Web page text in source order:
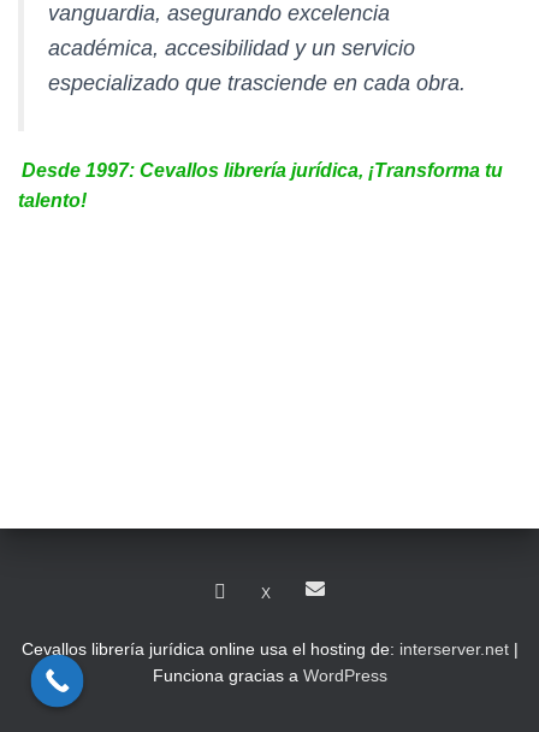
vanguardia, asegurando excelencia
académica, accesibilidad y un servicio
especializado que trasciende en cada obra.
Desde 1997: Cevallos librería jurídica, ¡Transforma tu
talento!
X
Cevallos librería jurídica online usa el hosting de: interserver.net|
Funciona gracias a WordPress